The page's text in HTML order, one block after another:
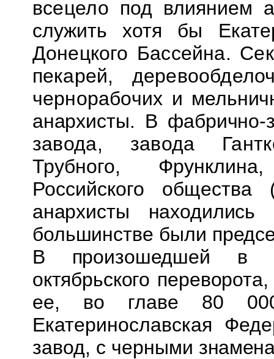
всецело под влиянием
служить хотя бы
Донецкого Бассейна.
пекарей,
чернорабочих и
анархисты. В фабрично-
завода, завода
Трубного, Фрунклина,
Российского общества
анархисты
большинстве были
В произошедшей в
октябрьского
ее, во главе 80
Екатеринославская
завод, с черными